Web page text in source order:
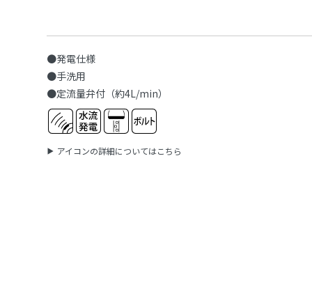
●発電仕様
●手洗用
●定流量弁付（約4L/min）
アイコンの詳細についてはこちら